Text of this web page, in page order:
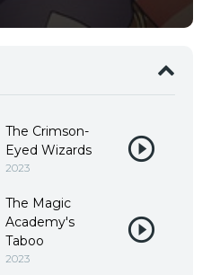
The Crimson-
Eyed Wizards
2023
The Magic
Academy's
Taboo
2023